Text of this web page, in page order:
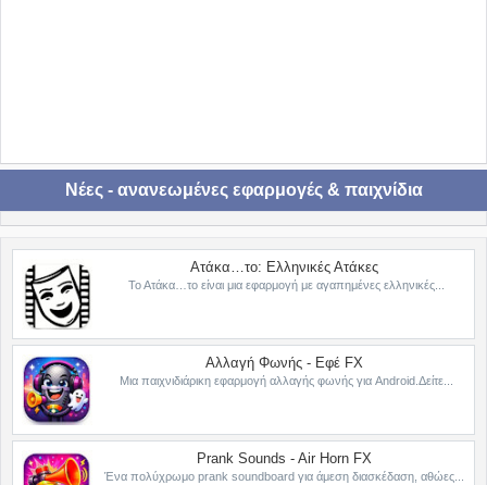
Νέες - ανανεωμένες εφαρμογές & παιχνίδια
Ατάκα…το: Ελληνικές Ατάκες
Το Ατάκα…το είναι μια εφαρμογή με αγαπημένες ελληνικές...
Αλλαγή Φωνής - Εφέ FX
Μια παιχνιδιάρικη εφαρμογή αλλαγής φωνής για Android.Δείτε...
Prank Sounds - Air Horn FX
Ένα πολύχρωμο prank soundboard για άμεση διασκέδαση, αθώες...